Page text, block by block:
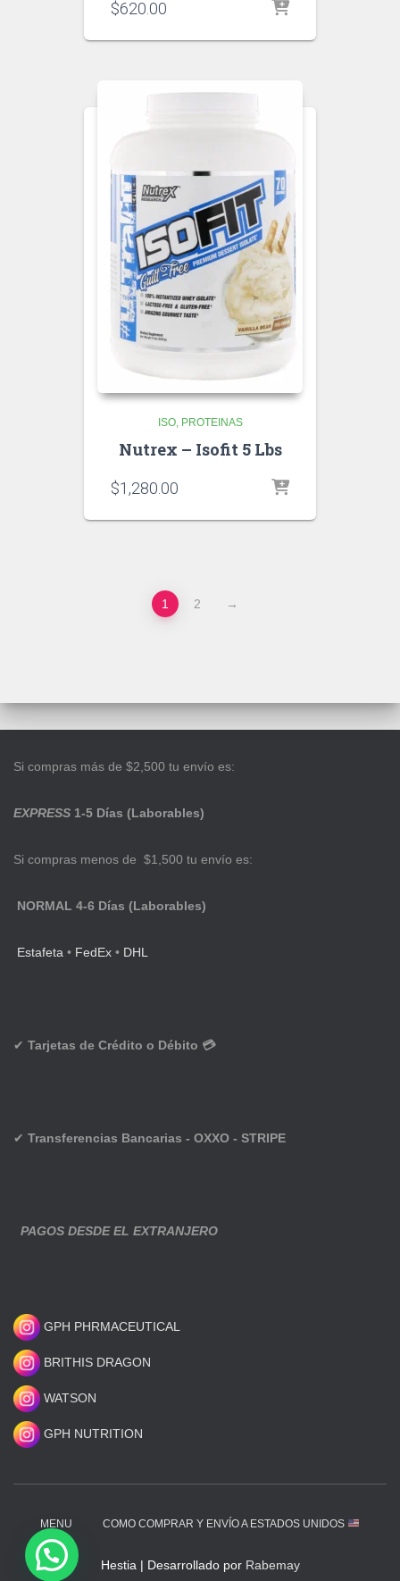
$620.00
ISO PROTEINAS
Nutrex – Isofit 5 Lbs
$1,280.00
1 2 →
Si compras más de $2,500 tu envío es:
EXPRESS 1-5 Días (Laborables)
Si compras menos de $1,500 tu envío es:
NORMAL 4-6 Días (Laborables)
Estafeta • FedEx • DHL
✔ Tarjetas de Crédito o Débito 💳
✔ Transferencias Bancarias - OXXO - STRIPE
PAGOS DESDE EL EXTRANJERO
GPH PHRMACEUTICAL
BRITHIS DRAGON
WATSON
GPH NUTRITION
MENU COMO COMPRAR Y ENVÍO A ESTADOS UNIDOS
Hestia | Desarrollado por Rabemay